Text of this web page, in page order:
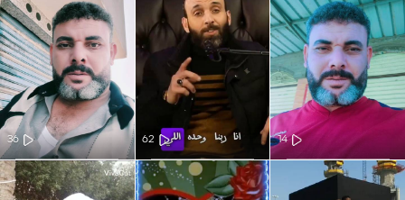
14
62
36